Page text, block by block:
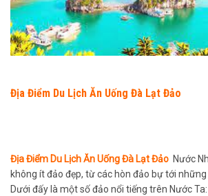
Địa Điểm Du Lịch Ăn Uống Đà Lạt Đảo
Địa Điểm Du Lịch Ăn Uống Đà Lạt Đảo Nước
không ít đảo đẹp, từ các hòn đảo bự tới
Dưới đấy là một số đảo nổi tiếng trên Nước Ta: